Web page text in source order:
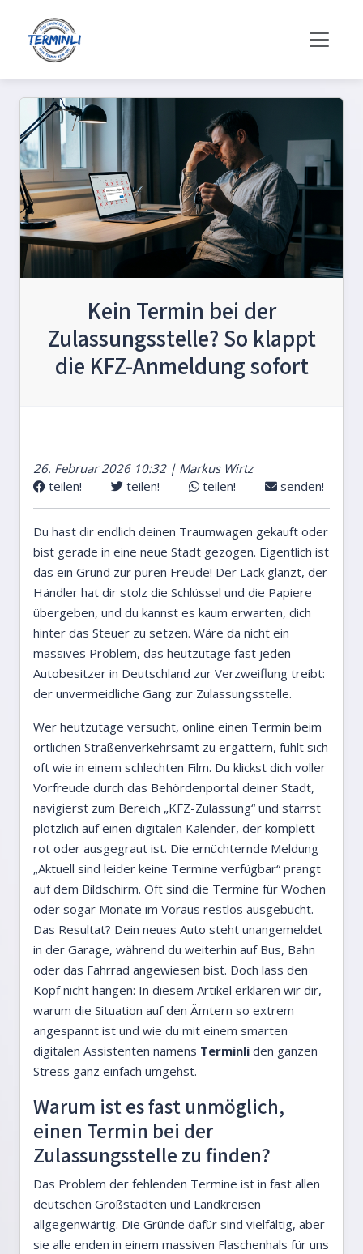
Kein Termin bei der
Zulassungsstelle? So klappt
die KFZ-Anmeldung sofort
26. Februar 2026 10:32 | Markus Wirtz
teilen!
teilen! teilen! senden!
Du hast dir endlich deinen Traumwagen gekauft oder
bist gerade in eine neue Stadt gezogen. Eigentlich ist
das ein Grund zur puren Freude! Der Lack glänzt, der
Händler hat dir stolz die Schlüssel und die Papiere
übergeben, und du kannst es kaum erwarten, dich
hinter das Steuer zu setzen. Wäre da nicht ein
massives Problem, das heutzutage fast jeden
Autobesitzer in Deutschland zur Verzweiflung treibt:
der unvermeidliche Gang zur Zulassungsstelle.
Wer heutzutage versucht, online einen Termin beim
örtlichen Straßenverkehrsamt zu ergattern, fühlt sich
oft wie in einem schlechten Film. Du klickst dich voller
Vorfreude durch das Behördenportal deiner Stadt,
navigierst zum Bereich „KFZ-Zulassung“ und starrst
plötzlich auf einen digitalen Kalender, der komplett
rot oder ausgegraut ist. Die ernüchternde Meldung
„Aktuell sind leider keine Termine verfügbar“ prangt
auf dem Bildschirm. Oft sind die Termine für Wochen
oder sogar Monate im Voraus restlos ausgebucht.
Das Resultat? Dein neues Auto steht unangemeldet
in der Garage, während du weiterhin auf Bus, Bahn
oder das Fahrrad angewiesen bist. Doch lass den
Kopf nicht hängen: In diesem Artikel erklären wir dir,
warum die Situation auf den Ämtern so extrem
angespannt ist und wie du mit einem smarten
digitalen Assistenten namens Terminli den ganzen
Stress ganz einfach umgehst.
Warum ist es fast unmöglich,
einen Termin bei der
Zulassungsstelle zu finden?
Das Problem der fehlenden Termine ist in fast allen
deutschen Großstädten und Landkreisen
allgegenwärtig. Die Gründe dafür sind vielfältig, aber
sie alle enden in einem massiven Flaschenhals für uns